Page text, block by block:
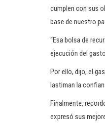
cumplen con sus
base de nuestro
“Esa bolsa de
ejecución del
Por ello, dijo, el
lastiman la
Finalmente,
expresó sus